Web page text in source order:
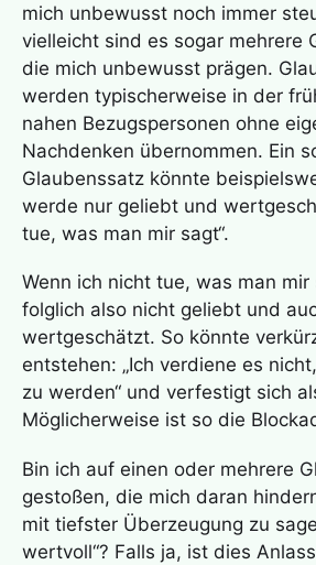
mich unbewusst noch immer
vielleicht sind es sogar mehrere
die mich unbewusst prägen.
werden typischerweise in der
nahen Bezugspersonen ohne
Nachdenken übernommen. Ein
Glaubenssatz könnte
werde nur geliebt und
tue, was man mir sagt“.
Wenn ich nicht tue, was man
folglich also nicht geliebt und
wertgeschätzt. So könnte
entstehen: „Ich verdiene es
zu werden“ und verfestigt sich
Möglicherweise ist so die
Bin ich auf einen oder mehrere
gestoßen, die mich daran
mit tiefster Überzeugung zu
wertvoll“? Falls ja, ist dies